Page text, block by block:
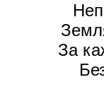
За